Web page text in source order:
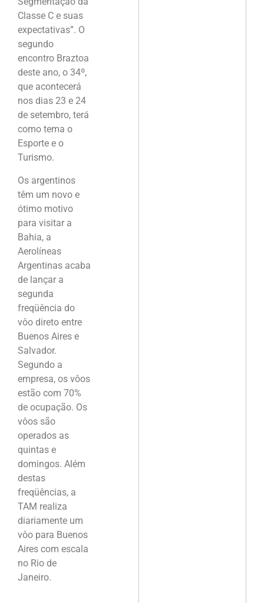
Classe C e suas
expectativas”. O
segundo
encontro Braztoa
deste ano, o 34º,
que acontecerá
nos dias 23 e 24
de setembro, terá
como tema o
Esporte e o
Turismo.
Os argentinos
têm um novo e
ótimo motivo
para visitar a
Bahia, a
Aerolíneas
Argentinas acaba
de lançar a
segunda
freqüência do
vôo direto entre
Buenos Aires e
Salvador.
Segundo a
empresa, os vôos
estão com 70%
de ocupação. Os
vôos são
operados as
quintas e
domingos. Além
destas
freqüências, a
TAM realiza
diariamente um
vôo para Buenos
Aires com escala
no Rio de
Janeiro.